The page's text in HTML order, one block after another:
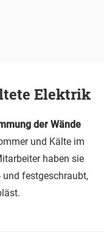
Elektrik
der Wände
und Kälte im
haben sie
festgeschraubt,